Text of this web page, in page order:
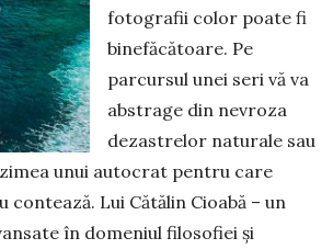
fotografii color poate fi
binefăcătoare. Pe
parcursul unei seri vă va
abs­trage din nevroza
dezas­trelor naturale sau
unui autocrat pentru care
con­tează. Lui Cătălin Cioabă – un
în do­me­niul filosofiei și